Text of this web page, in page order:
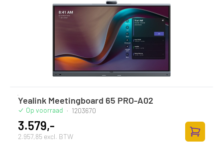
Yealink Meetingboard 65 PRO-A02
Op voorraad · 1203670
3.579,-
2.957,85 excl. BTW
Zum